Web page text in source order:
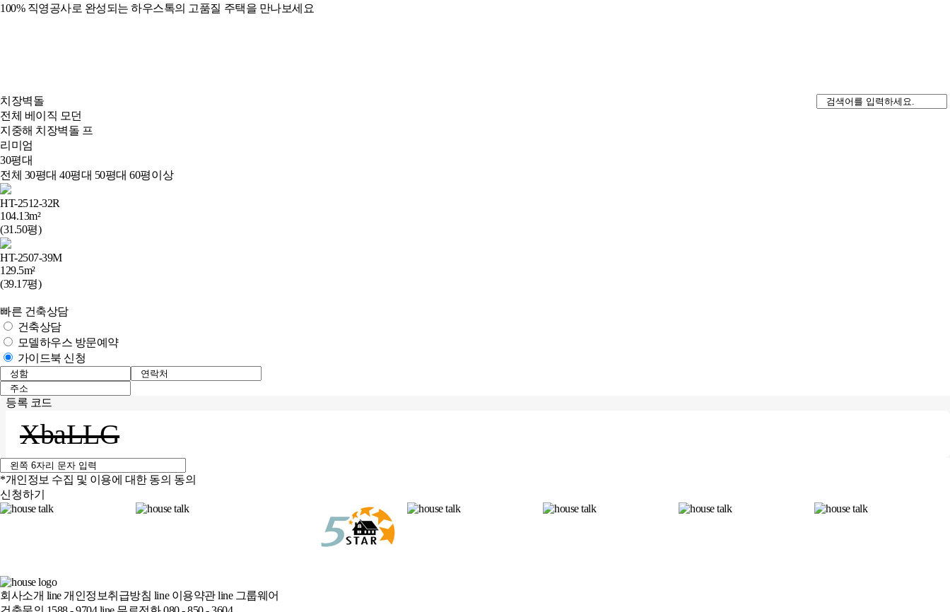
100% 직영공사로 완성되는 하우스톡의 고품질 주택을 만나보세요
치장벽돌
전체 베이직 모던
지중해 치장벽돌 프
리미엄
30평대
전체 30평대 40평대 50평대 60평이상
HT-2512-32R
104.13m²
(31.50평)
HT-2507-39M
129.5m²
(39.17평)
빠른 건축상담
건축상담
모델하우스 방문예약
가이드북 신청
등록 코드
XbaLLG
*개인정보 수집 및 이용에 대한 동의 동의
신청하기
회사소개 line 개인정보취급방침 line 이용약관 line 그룹웨어